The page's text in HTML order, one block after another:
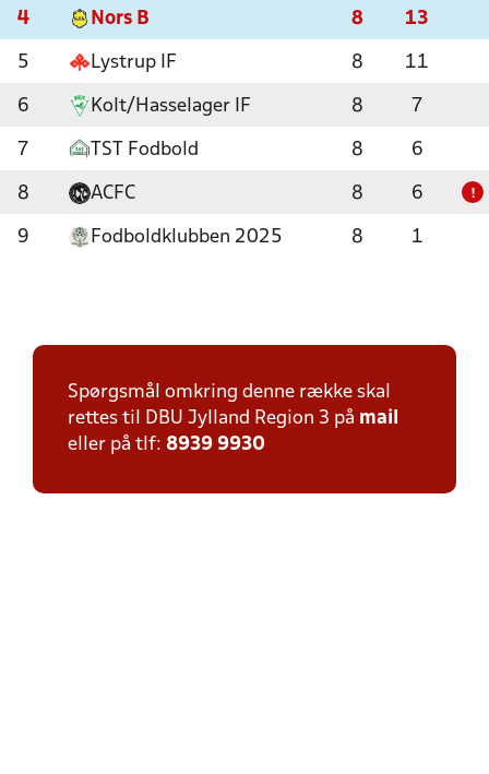
4 Nors B 8 13
5 Lystrup IF 8 11
6 Kolt/Hasselager IF 8 7
7 TST Fodbold 8 6
8 ACFC 8 6 !
9 Fodboldklubben 2025 8 1
Spørgsmål omkring denne række skal
rettes til DBU Jylland Region 3 på mail
eller på tlf: 8939 9930